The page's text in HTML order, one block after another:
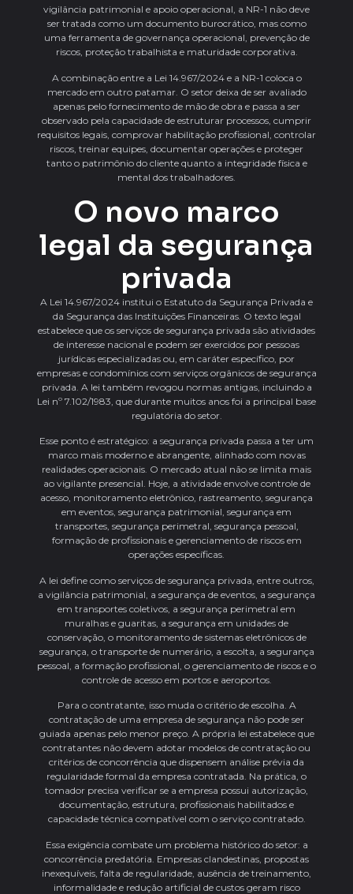
vigilância patrimonial e apoio operacional, a NR-1 não deve
ser tratada como um documento burocrático, mas como
uma ferramenta de governança operacional, prevenção de
riscos, proteção trabalhista e maturidade corporativa.
A combinação entre a Lei 14.967/2024 e a NR-1 coloca o
mercado em outro patamar. O setor deixa de ser avaliado
apenas pelo fornecimento de mão de obra e passa a ser
observado pela capacidade de estruturar processos, cumprir
requisitos legais, comprovar habilitação profissional, controlar
riscos, treinar equipes, documentar operações e proteger
tanto o patrimônio do cliente quanto a integridade física e
mental dos trabalhadores.
O novo marco
legal da segurança
privada
A Lei 14.967/2024 institui o Estatuto da Segurança Privada e
da Segurança das Instituições Financeiras. O texto legal
estabelece que os serviços de segurança privada são atividades
de interesse nacional e podem ser exercidos por pessoas
jurídicas especializadas ou, em caráter específico, por
empresas e condomínios com serviços orgânicos de segurança
privada. A lei também revogou normas antigas, incluindo a
Lei nº 7.102/1983, que durante muitos anos foi a principal base
regulatória do setor.
Esse ponto é estratégico: a segurança privada passa a ter um
marco mais moderno e abrangente, alinhado com novas
realidades operacionais. O mercado atual não se limita mais
ao vigilante presencial. Hoje, a atividade envolve controle de
acesso, monitoramento eletrônico, rastreamento, segurança
em eventos, segurança patrimonial, segurança em
transportes, segurança perimetral, segurança pessoal,
formação de profissionais e gerenciamento de riscos em
operações específicas.
A lei define como serviços de segurança privada, entre outros,
a vigilância patrimonial, a segurança de eventos, a segurança
em transportes coletivos, a segurança perimetral em
muralhas e guaritas, a segurança em unidades de
conservação, o monitoramento de sistemas eletrônicos de
segurança, o transporte de numerário, a escolta, a segurança
pessoal, a formação profissional, o gerenciamento de riscos e o
controle de acesso em portos e aeroportos.
Para o contratante, isso muda o critério de escolha. A
contratação de uma empresa de segurança não pode ser
guiada apenas pelo menor preço. A própria lei estabelece que
contratantes não devem adotar modelos de contratação ou
critérios de concorrência que dispensem análise prévia da
regularidade formal da empresa contratada. Na prática, o
tomador precisa verificar se a empresa possui autorização,
documentação, estrutura, profissionais habilitados e
capacidade técnica compatível com o serviço contratado.
Essa exigência combate um problema histórico do setor: a
concorrência predatória. Empresas clandestinas, propostas
inexequíveis, falta de regularidade, ausência de treinamento,
informalidade e redução artificial de custos geram risco